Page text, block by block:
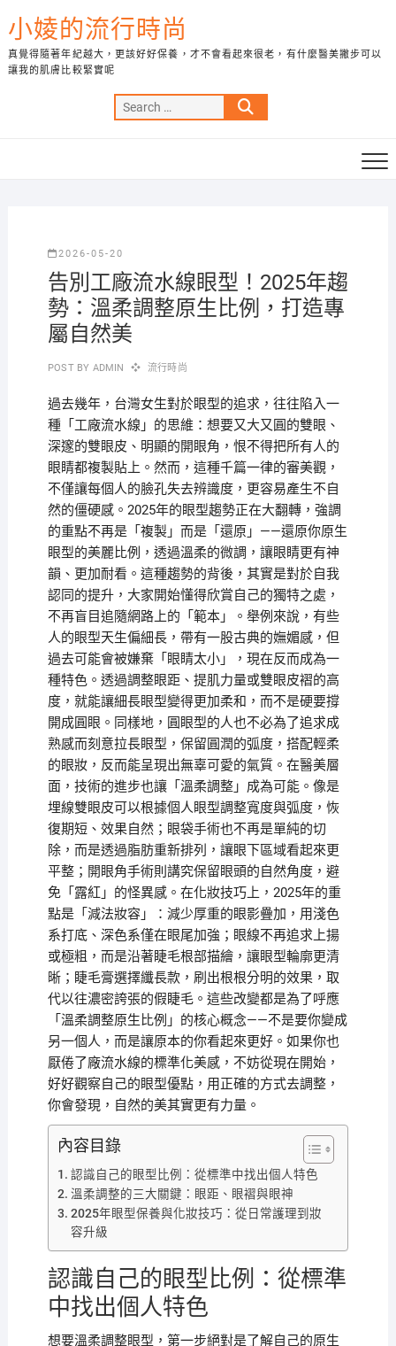
to
content
小婈的流行時尚
真覺得隨著年紀越大，更該好好保養，才不會看起來很老，有什麼醫美撇步可以
讓我的肌膚比較緊實呢
Search
…
2026-05-20
告別工廠流水線眼型！2025年趨
勢：溫柔調整原生比例，打造專
屬自然美
POST BY ADMIN 流行時尚
過去幾年，台灣女生對於眼型的追求，往往陷入一
種「工廠流水線」的思維：想要又大又圓的雙眼、
深邃的雙眼皮、明顯的開眼角，恨不得把所有人的
眼睛都複製貼上。然而，這種千篇一律的審美觀，
不僅讓每個人的臉孔失去辨識度，更容易產生不自
然的僵硬感。2025年的眼型趨勢正在大翻轉，強調
的重點不再是「複製」而是「還原」——還原你原生
眼型的美麗比例，透過溫柔的微調，讓眼睛更有神
韻、更加耐看。這種趨勢的背後，其實是對於自我
認同的提升，大家開始懂得欣賞自己的獨特之處，
不再盲目追隨網路上的「範本」。舉例來說，有些
人的眼型天生偏細長，帶有一股古典的嫵媚感，但
過去可能會被嫌棄「眼睛太小」，現在反而成為一
種特色。透過調整眼距、提肌力量或雙眼皮褶的高
度，就能讓細長眼型變得更加柔和，而不是硬要撐
開成圓眼。同樣地，圓眼型的人也不必為了追求成
熟感而刻意拉長眼型，保留圓潤的弧度，搭配輕柔
的眼妝，反而能呈現出無辜可愛的氣質。在醫美層
面，技術的進步也讓「溫柔調整」成為可能。像是
埋線雙眼皮可以根據個人眼型調整寬度與弧度，恢
復期短、效果自然；眼袋手術也不再是單純的切
除，而是透過脂肪重新排列，讓眼下區域看起來更
平整；開眼角手術則講究保留眼頭的自然角度，避
免「露紅」的怪異感。在化妝技巧上，2025年的重
點是「減法妝容」：減少厚重的眼影疊加，用淺色
系打底、深色系僅在眼尾加強；眼線不再追求上揚
或極粗，而是沿著睫毛根部描繪，讓眼型輪廓更清
晰；睫毛膏選擇纖長款，刷出根根分明的效果，取
代以往濃密誇張的假睫毛。這些改變都是為了呼應
「溫柔調整原生比例」的核心概念——不是要你變成
另一個人，而是讓原本的你看起來更好。如果你也
厭倦了廠流水線的標準化美感，不妨從現在開始，
好好觀察自己的眼型優點，用正確的方式去調整，
你會發現，自然的美其實更有力量。
內容目錄
認識自己的眼型比例：從標準中找出個人特色
溫柔調整的三大關鍵：眼距、眼褶與眼神
2025年眼型保養與化妝技巧：從日常護理到妝
容升級
認識自己的眼型比例：從標準
中找出個人特色
想要溫柔調整眼型，第一步絕對是了解自己的原生